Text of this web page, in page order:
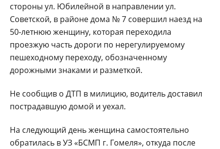
стороны ул. Юбилейной в направлении ул.
Советской, в районе дома № 7 совершил наезд на
50-летнюю женщину, которая переходила
проезжую часть дороги по нерегулируемому
пешеходному переходу, обозначенному
дорожными знаками и разметкой.
Не сообщив о ДТП в милицию, водитель доставил
пострадавшую домой и уехал.
На следующий день женщина самостоятельно
обратилась в УЗ «БСМП г. Гомеля», откуда после